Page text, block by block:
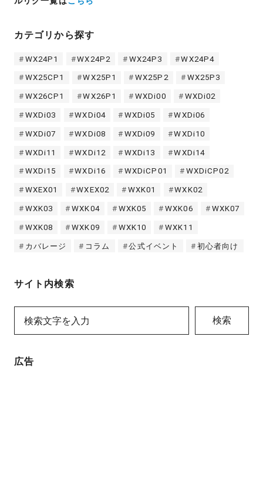
カテゴリから探す
WX24P1 WX24P2 WX24P3 WX24P4
WX25CP1 WX25P1 WX25P2 WX25P3
WX26CP1 WX26P1 WXDi00 WXDi02
WXDi03 WXDi04 WXDi05 WXDi06
WXDi07 WXDi08 WXDi09 WXDi10
WXDi11 WXDi12 WXDi13 WXDi14
WXDi15 WXDi16 WXDiCP01 WXDiCP02
WXEX01 WXEX02 WXK01 WXK02
WXK03 WXK04 WXK05 WXK06 WXK07
WXK08 WXK09 WXK10 WXK11
カバレージ コラム 公式イベント 初心者向け
サイト内検索
検索
広告